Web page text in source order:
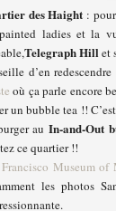
des Haight :
ladies et la
Telegraph Hillet
d’en
où ça parle encore
un bubble tea !!
auIn-and-Out
ce quartier !!
Francisco Museum of
les photos